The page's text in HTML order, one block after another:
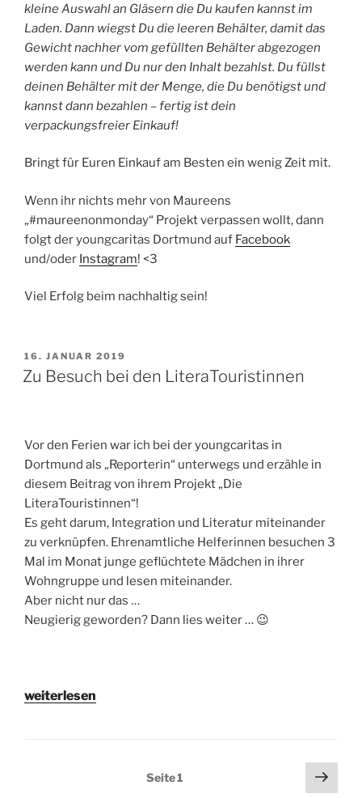
kleine Auswahl an Gläsern die Du kaufen kannst im
Laden. Dann wiegst Du die leeren Behälter, damit das
Gewicht nachher vom gefüllten Behälter abgezogen
werden kann und Du nur den Inhalt bezahlst. Du füllst
deinen Behälter mit der Menge, die Du benötigst und
kannst dann bezahlen – fertig ist dein
verpackungsfreier Einkauf!
Bringt für Euren Einkauf am Besten ein wenig Zeit mit.
Wenn ihr nichts mehr von Maureens
„#maureenonmonday“ Projekt verpassen wollt, dann
folgt der youngcaritas Dortmund auf Facebook
und/oder Instagram! <3
Viel Erfolg beim nachhaltig sein!
VERÖFFENTLICHT
AM
16. JANUAR 2019
Zu Besuch bei den LiteraTouristinnen
Vor den Ferien war ich bei der youngcaritas in
Dortmund​ als „Reporterin“ unterwegs und erzähle in
diesem Beitrag von ihrem Projekt „Die
LiteraTouristinnen“!
Es geht darum, Integration und Literatur miteinander
zu verknüpfen. Ehrenamtliche Helferinnen besuchen 3
Mal im Monat junge geflüchtete Mädchen in ihrer
Wohngruppe und lesen miteinander.
Aber nicht nur das …
Neugierig geworden? Dann lies weiter … 😉
„Zu
weiterlesen
Beitragsnavigation
Seite1